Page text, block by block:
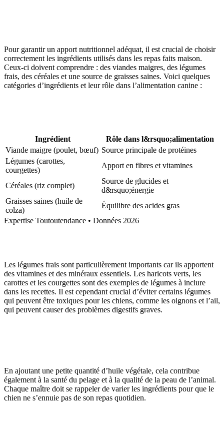
Pour garantir un apport nutritionnel adéquat, il est crucial de choisir
correctement les ingrédients utilisés dans les repas faits maison.
Ceux-ci doivent comprendre : des viandes maigres, des légumes
frais, des céréales et une source de graisses saines. Voici quelques
catégories d’ingrédients et leur rôle dans l’alimentation canine :
Ingrédient
Rôle dans l&rsquo;alimentation
Viande maigre (poulet, bœuf) Source principale de protéines
Légumes (carottes,
courgettes)
Apport en fibres et vitamines
Céréales (riz complet)
Source de glucides et
d&rsquo;énergie
Graisses saines (huile de
colza)
Équilibre des acides gras
Expertise Toutoutendance • Données 2026
Les légumes frais sont particulièrement importants car ils apportent
des vitamines et des minéraux essentiels. Les haricots verts, les
carottes et les courgettes sont des exemples de légumes à inclure
dans les recettes. Il est cependant crucial d’éviter certains légumes
qui peuvent être toxiques pour les chiens, comme les oignons et l’ail,
qui peuvent causer des problèmes digestifs graves.
En ajoutant une petite quantité d’huile végétale, cela contribue
également à la santé du pelage et à la qualité de la peau de l’animal.
Chaque maître doit se rappeler de varier les ingrédients pour que le
chien ne s’ennuie pas de son repas quotidien.